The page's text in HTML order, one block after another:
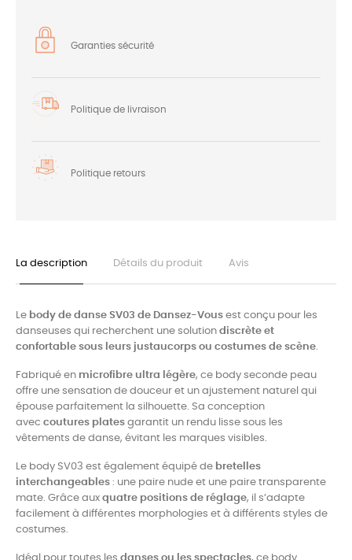
Garanties sécurité
Politique de livraison
Politique retours
La description Détails du produit Avis
Le body de danse SV03 de Dansez-Vous est conçu pour les
danseuses qui recherchent une solution discrète et
confortable sous leurs justaucorps ou costumes de scène
Fabriqué en microfibre ultra légère, ce body seconde peau
offre une sensation de douceur et un ajustement naturel qui
épouse parfaitement la silhouette. Sa conception
avec coutures plates garantit un rendu lisse sous les
vêtements de danse, évitant les marques visibles.
Le body SV03 est également équipé de bretelles
interchangeables : une paire nude et une paire transparente
mate. Grâce aux quatre positions de réglage, il s’adapte
facilement à différentes morphologies et à différents styles de
costumes.
Idéal pour toutes les danses ou les spectacles, ce body